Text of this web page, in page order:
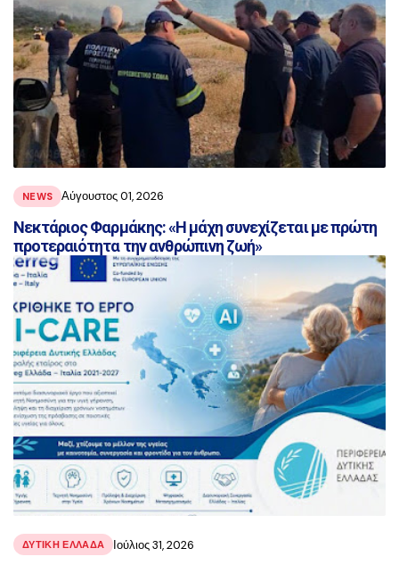
NEWS Αύγουστος 01, 2026
Νεκτάριος Φαρμάκης: «Η μάχη συνεχίζεται με πρώτη
προτεραιότητα την ανθρώπινη ζωή»
ΔΥΤΙΚΗ ΕΛΛΑΔΑ Ιούλιος 31, 2026